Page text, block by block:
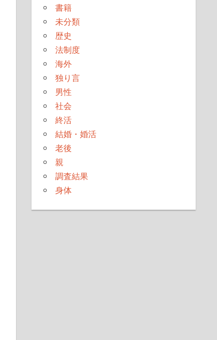
書籍
未分類
歴史
法制度
海外
独り言
男性
社会
終活
結婚・婚活
老後
親
調査結果
身体